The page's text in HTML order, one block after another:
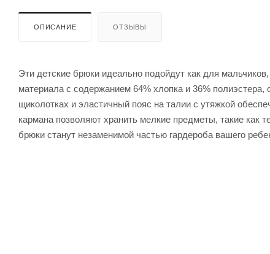
ОПИСАНИЕ ОТЗЫВЫ
Эти детские брюки идеально подойдут как для
материала с содержанием 64% хлопка и 36%
щиколотках и эластичный пояс на талии с утяжкой
кармана позволяют хранить мелкие предметы, такие как
брюки станут незаменимой частью гардероба вашего